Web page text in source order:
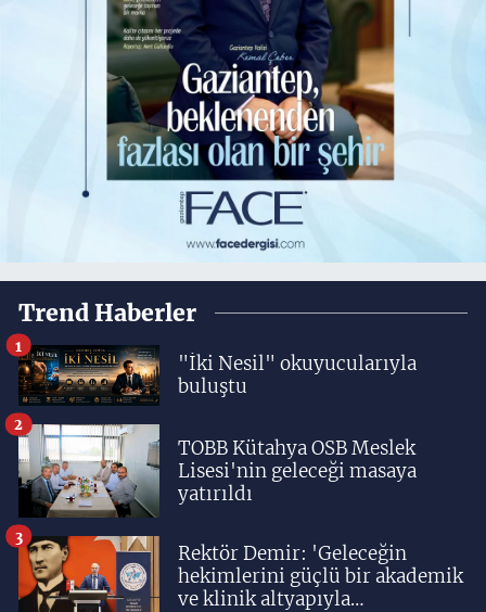
Trend Haberler
"İki Nesil" okuyucularıyla
buluştu
1
TOBB Kütahya OSB Meslek
Lisesi'nin geleceği masaya
yatırıldı
2
Rektör Demir: 'Geleceğin
hekimlerini güçlü bir akademik
ve klinik altyapıyla
3